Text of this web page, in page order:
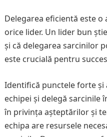
Delegarea eficientă este
orice lider. Un lider bun
și că delegarea sarcinilor
este crucială pentru
Identifică punctele forte
echipei și delegă sarcinile
în privința așteptărilor și
echipa are resursele